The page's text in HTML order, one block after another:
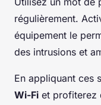
régulièrement.
équipement le
des intrusions et
En appliquant ces
Wi-Fi et profiterez